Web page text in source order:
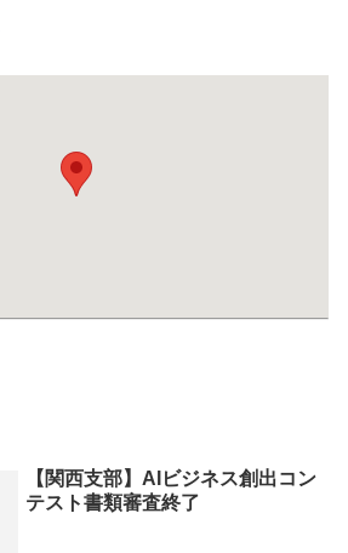
【関西支部】AIビジネス創出コン
テスト書類審査終了